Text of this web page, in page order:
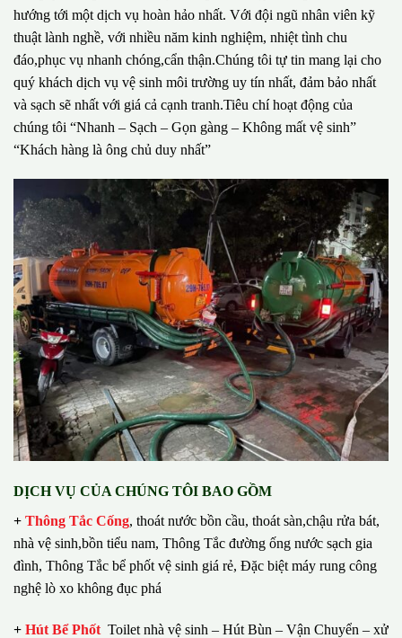
hướng tới một dịch vụ hoàn hảo nhất. Với đội ngũ nhân viên kỹ
thuật lành nghề, với nhiều năm kinh nghiệm, nhiệt tình chu
đáo,phục vụ nhanh chóng,cẩn thận.Chúng tôi tự tin mang lại cho
quý khách dịch vụ vệ sinh môi trường uy tín nhất, đảm bảo nhất
và sạch sẽ nhất với giá cả cạnh tranh.Tiêu chí hoạt động của
chúng tôi “Nhanh – Sạch – Gọn gàng – Không mất vệ sinh”
“Khách hàng là ông chủ duy nhất”
DỊCH VỤ CỦA CHÚNG TÔI BAO GỒM
+ Thông Tắc Cống, thoát nước bồn cầu, thoát sàn,chậu rửa bát,
nhà vệ sinh,bồn tiểu nam, Thông Tắc đường ống nước sạch gia
đình, Thông Tắc bể phốt vệ sinh giá rẻ, Đặc biệt máy rung công
nghệ lò xo không đục phá
+ Hút Bể Phốt Toilet nhà vệ sinh – Hút Bùn – Vận Chuyển – xử